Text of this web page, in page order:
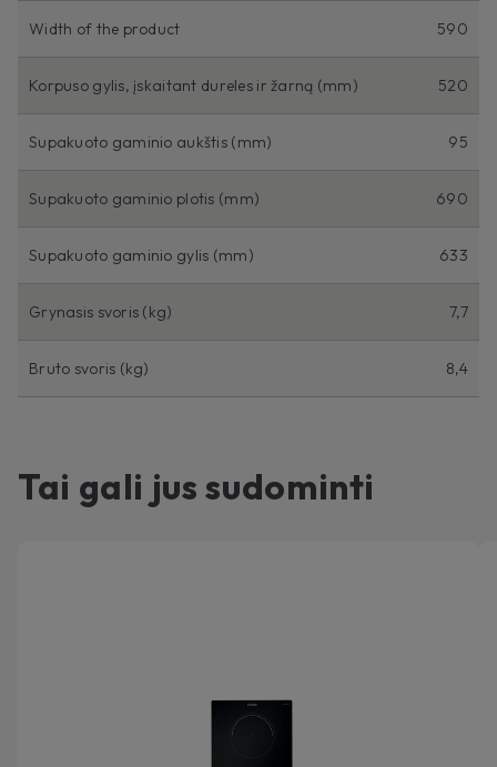
Width of the product 590
Korpuso gylis, įskaitant dureles ir žarną (mm) 520
Supakuoto gaminio aukštis (mm) 95
Supakuoto gaminio plotis (mm) 690
Supakuoto gaminio gylis (mm) 633
Grynasis svoris (kg) 7,7
Bruto svoris (kg) 8,4
Tai gali jus sudominti